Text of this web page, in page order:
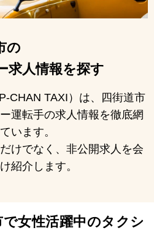
の
求人情報を探す
CHAN TAXI）は、四街道市
運転手の求人情報を徹底網
います。
けでなく、非公開求人を会
紹介します。
女性活躍中のタクシ